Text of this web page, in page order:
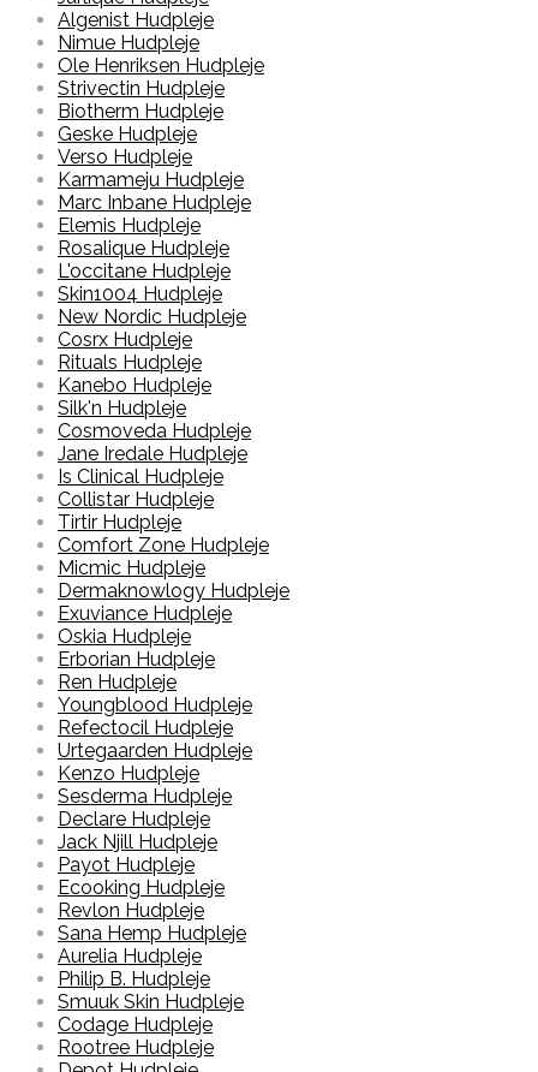
Algenist Hudpleje
Nimue Hudpleje
Ole Henriksen Hudpleje
Strivectin Hudpleje
Biotherm Hudpleje
Geske Hudpleje
Verso Hudpleje
Karmameju Hudpleje
Marc Inbane Hudpleje
Elemis Hudpleje
Rosalique Hudpleje
L'occitane Hudpleje
Skin1004 Hudpleje
New Nordic Hudpleje
Cosrx Hudpleje
Rituals Hudpleje
Kanebo Hudpleje
Silk'n Hudpleje
Cosmoveda Hudpleje
Jane Iredale Hudpleje
Is Clinical Hudpleje
Collistar Hudpleje
Tirtir Hudpleje
Comfort Zone Hudpleje
Micmic Hudpleje
Dermaknowlogy Hudpleje
Exuviance Hudpleje
Oskia Hudpleje
Erborian Hudpleje
Ren Hudpleje
Youngblood Hudpleje
Refectocil Hudpleje
Urtegaarden Hudpleje
Kenzo Hudpleje
Sesderma Hudpleje
Declare Hudpleje
Jack Njill Hudpleje
Payot Hudpleje
Ecooking Hudpleje
Revlon Hudpleje
Sana Hemp Hudpleje
Aurelia Hudpleje
Philip B. Hudpleje
Smuuk Skin Hudpleje
Codage Hudpleje
Rootree Hudpleje